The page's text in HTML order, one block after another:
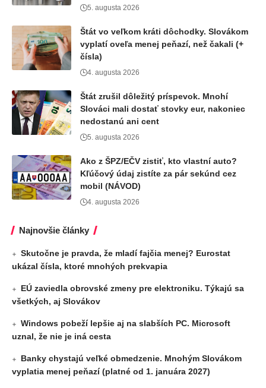
5. augusta 2026
Štát vo veľkom kráti dôchodky. Slovákom
vyplatí oveľa menej peňazí, než čakali (+
čísla)
4. augusta 2026
Štát zrušil dôležitý príspevok. Mnohí
Slováci mali dostať stovky eur, nakoniec
nedostanú ani cent
5. augusta 2026
Ako z ŠPZ/EČV zistiť, kto vlastní auto?
Kľúčový údaj zistíte za pár sekúnd cez
mobil (NÁVOD)
4. augusta 2026
Najnovšie články
Skutočne je pravda, že mladí fajčia menej? Eurostat
ukázal čísla, ktoré mnohých prekvapia
EÚ zaviedla obrovské zmeny pre elektroniku. Týkajú sa
všetkých, aj Slovákov
Windows pobeží lepšie aj na slabších PC. Microsoft
uznal, že nie je iná cesta
Banky chystajú veľké obmedzenie. Mnohým Slovákom
vyplatia menej peňazí (platné od 1. januára 2027)